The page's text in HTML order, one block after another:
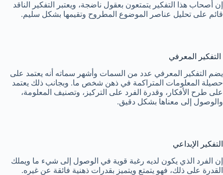
إن أصحاب هذا التفكير يتمتعون بعقول ناضجة، ويعتبر التفكير الناقد
قائم على تحليل عناصر الموضوع المطروح وتقيمها بشكل سليم.
التفكير المعرفي
يضم التفكير المعرفي عدد من السمات وأشهر سماته أنه يعتمد على
حصيلة المعلومات المتراكمة في ذهن شخص ما. وبجانب ذلك يعتمد
على طرح الأفكار، وقدرة الفرد على التركيز، وتصنيف المعلومة،
والوصول إلى معناها بشكل دقيق.
التفكير الإبداعي
إن الفرد الذي يكون لديه رغبة قوية في الوصول إلى شيء ما ويملك
القدرة على ذلك، فهو يتمتع ويتميز بقدرات ذهنية فائقة عن غيره.